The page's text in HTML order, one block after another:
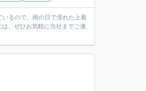
るので、雨の日で濡れた上着
、ぜひお気軽に当社までご連